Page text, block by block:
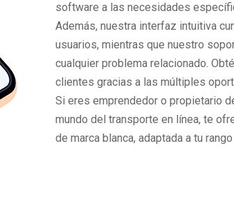
software a las necesidades
Además, nuestra interfaz intuitiva
usuarios, mientras que nuestro
cualquier problema relacionado.
clientes gracias a las múltiples
Si eres emprendedor o propietario
mundo del transporte en línea, te
de marca blanca, adaptada a tu